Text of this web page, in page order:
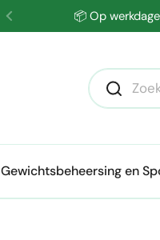
Vorige
📦 Op
Gewichtsbeheersing en